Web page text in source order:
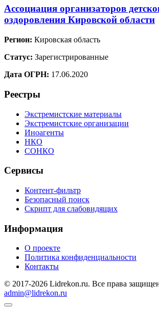
Ассоциация организаторов
оздоровления Кировской области
Регион: Кировская область
Статус: Зарегистрированные
Дата ОГРН: 17.06.2020
Реестры
Экстремистские материалы
Экстремистские организации
Иноагенты
НКО
СОНКО
Сервисы
Контент-фильтр
Безопасный поиск
Скрипт для слабовидящих
Информация
О проекте
Политика конфиденциальности
Контакты
© 2017-2026 Lidrekon.ru. Все права
admin@lidrekon.ru